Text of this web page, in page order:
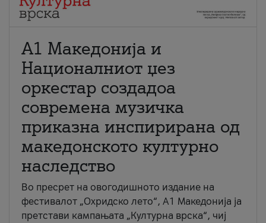
А1 Македонија и
Националниот џез
оркестар создадоа
современа музичка
приказна инспирирана од
македонското културно
наследство
Во пресрет на овогодишното издание на
фестивалот „Охридско лето“, А1 Македонија ја
претстави кампањата „Културна врска“, чиј